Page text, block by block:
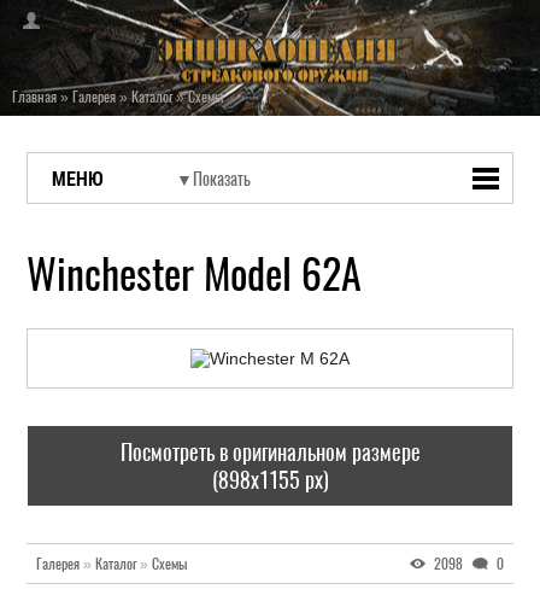
Главная»Галерея»Каталог»Схемы
МЕНЮ
Winchester Model 62A
Посмотреть в оригинальном размере
(898x1155 px)
Галерея » Каталог» Схемы 2098 0